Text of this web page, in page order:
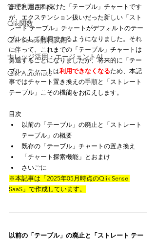
管理と運用Tips
Qlik関数
Qlik Sense無料試用
ナレッジ活用・エージェントAI
Qlik Automate
まで利用され続けた「テーブル」チャートです
が、エクステンション扱いだった新しい「スト
レート テーブル」チャートがデフォルトのテー
ブルとして利用できるようになりました。それ
に伴って、これまでの「テーブル」チャートは
勇退することになりましたが、将来的に「テー
ブル」チャートは利用できなくなるため、本記
事ではチャート置き換えの手順と「ストレート
テーブル」こその機能をお伝えします。
目次
以前の「テーブル」の廃止と「ストレート
テーブル」の概要
既存の「テーブル」チャートの置き換え
「チャート探索機能」とおまけ
さいごに
※本記事は「2025年05月時点のQlik Sense
SaaS」で作成しています。
以前の「テーブル」の廃止と「ストレート テー